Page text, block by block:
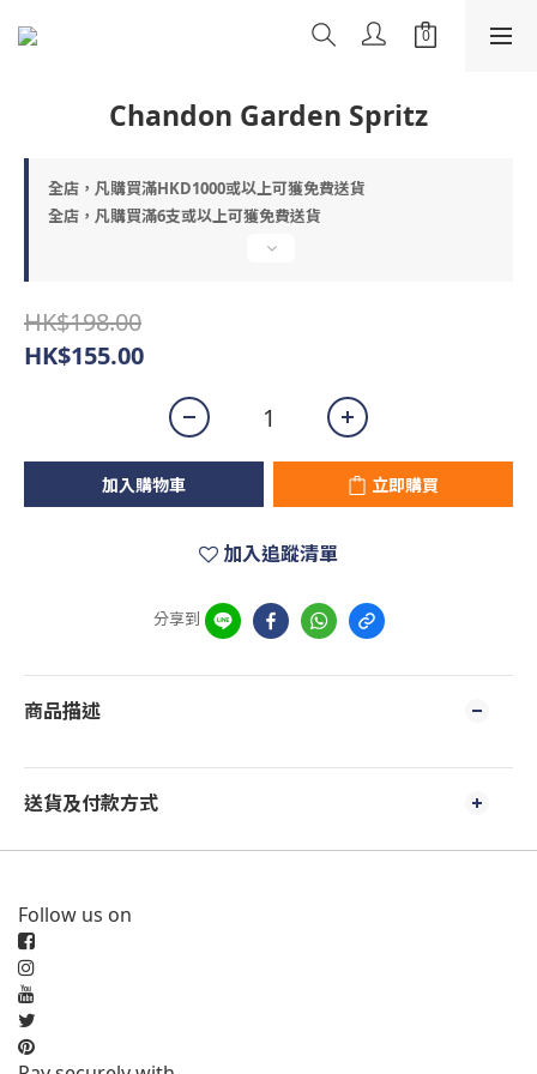
Chandon Garden Spritz
全店，凡購買滿HKD1000或以上可獲免費送貨
全店，凡購買滿6支或以上可獲免費送貨
HK$198.00
HK$155.00
加入購物車 立即購買
加入追蹤清單
分享到
商品描述
送貨及付款方式
Follow us on